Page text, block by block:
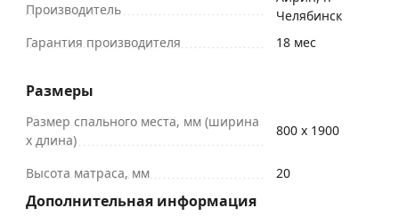
Производитель
Челябинск
Гарантия производителя
18 мес
Размеры
Размер спального места, мм (ширина
х длина)
800 х 1900
Высота матраса, мм 20
Дополнительная информация